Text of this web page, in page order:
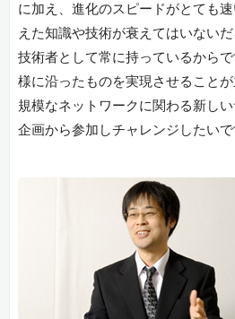
に加え、進化のスピードがとても
えた知識や技術が衰えてはいない
技術者として常に持っているから
様に沿ったものを実現させること
規模なネットワークに関わる新しい
企画から参加しチャレンジしたいで